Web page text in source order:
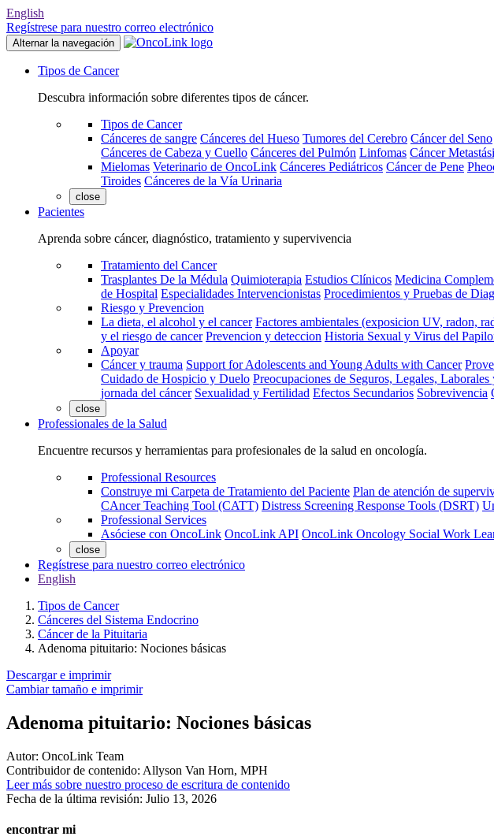
English
Regístrese para nuestro correo electrónico
Alternar la navegación
Tipos de Cancer
Descubra información sobre diferentes tipos de cáncer.
Tipos de Cancer
Cánceres de sangre Cánceres del Hueso Tumores del Cerebro Cáncer del Seno
Cánceres de Cabeza y Cuello Cánceres del Pulmón Linfomas Cáncer
Mielomas Veterinario de OncoLink Cánceres Pediátricos Cáncer de Pene
Tiroides Cánceres de la Vía Urinaria
close
Pacientes
Aprenda sobre cáncer, diagnóstico, tratamiento y supervivencia
Tratamiento del Cancer
Trasplantes De la Médula Quimioterapia Estudios Clínicos Medicina
de Hospital Especialidades Intervencionistas Procedimientos y Pruebas de
Riesgo y Prevencion
La dieta, el alcohol y el cancer Factores ambientales (exposicion UV, radon,
y el riesgo de cancer Prevencion y deteccion Historia Sexual y Virus del
Apoyar
Cáncer y trauma Support for Adolescents and Young Adults with Cancer
Cuidado de Hospicio y Duelo Preocupaciones de Seguros, Legales, Laborales
jornada del cáncer Sexualidad y Fertilidad Efectos Secundarios Sobrevivencia
close
Professionales de la Salud
Encuentre recursos y herramientas para profesionales de la salud en oncología.
Professional Resources
Construye mi Carpeta de Tratamiento del Paciente Plan de atención de
CAncer Teaching Tool (CATT) Distress Screening Response Tools (DSRT)
Professional Services
Asóciese con OncoLink OncoLink API OncoLink Oncology Social Work
close
Regístrese para nuestro correo electrónico
English
Tipos de Cancer
Cánceres del Sistema Endocrino
Cáncer de la Pituitaria
Adenoma pituitario: Nociones básicas
Descargar e imprimir
Cambiar tamaño e imprimir
Adenoma pituitario: Nociones básicas
Autor: OncoLink Team
Contribuidor de contenido: Allyson Van Horn, MPH
Leer más sobre nuestro proceso de escritura de contenido
Fecha de la última revisión: Julio 13, 2026
encontrar mi